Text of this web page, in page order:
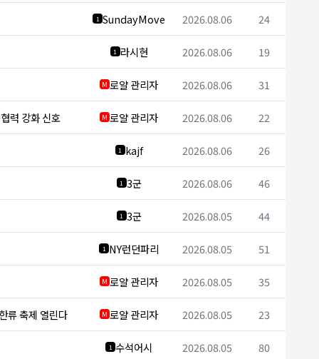
1 SundayMove 2026.08.06 24
1 라시현 2026.08.06 19
M 로얄 관리자 2026.08.06 31
력 강화 신호 M 로얄 관리자 2026.08.06 22
1 kajf 2026.08.06 26
1 3군 2026.08.06 46
1 3군 2026.08.05 44
1 NY런던파리 2026.08.05 51
M 로얄 관리자 2026.08.05 35
류 축제 열린다 M 로얄 관리자 2026.08.05 23
1 수석어시 2026.08.05 80